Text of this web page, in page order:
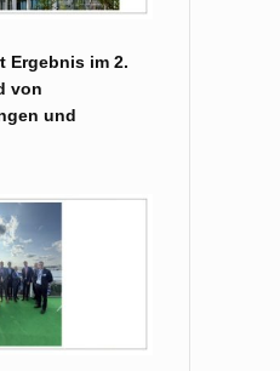
Ergebnis im 2.
von
und